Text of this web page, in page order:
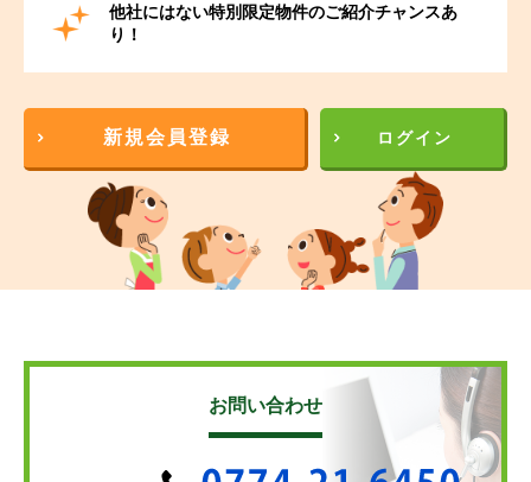
他社にはない特別限定物件のご紹介チャンスあ
り！
新規会員登録 ログイン
お問い合わせ